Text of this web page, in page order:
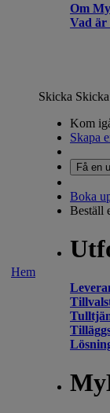
Om
Vad
Hem
Skicka Skicka
Kom
Skapa
Få en
Boka
Beställ